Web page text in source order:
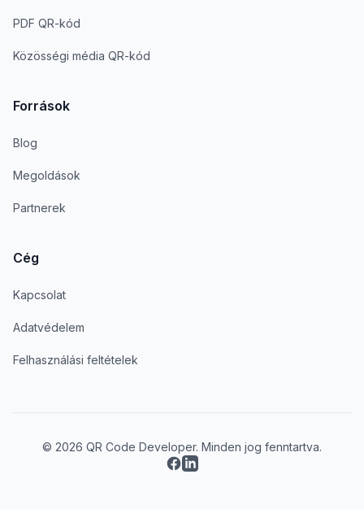
PDF QR-kód
Közösségi média QR-kód
Források
Blog
Megoldások
Partnerek
Cég
Kapcsolat
Adatvédelem
Felhasználási feltételek
© 2026 QR Code Developer. Minden jog fenntartva.